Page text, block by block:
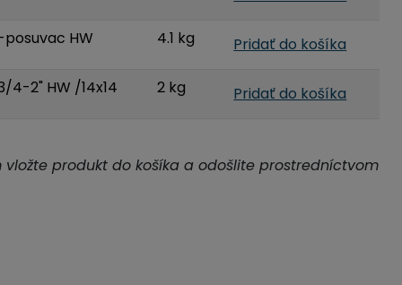
HW 4.1 kg Pridať do košíka
4-2" HW /14x14 2 kg Pridať do košíka
produkt do košíka a odošlite prostredníctvom